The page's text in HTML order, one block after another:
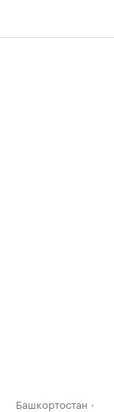
Башкортостан